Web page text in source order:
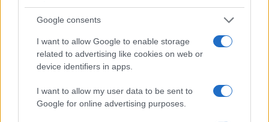
Google consents
I want to allow Google to enable storage
related to advertising like cookies on web or
device identifiers in apps.
I want to allow my user data to be sent to
Google for online advertising purposes.
Rocca Priora
ARTICOLI CORRELATI